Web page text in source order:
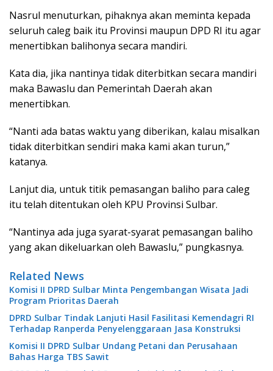
Nasrul menuturkan, pihaknya akan meminta kepada
seluruh caleg baik itu Provinsi maupun DPD RI itu agar
menertibkan balihonya secara mandiri.
Kata dia, jika nantinya tidak diterbitkan secara mandiri
maka Bawaslu dan Pemerintah Daerah akan
menertibkan.
“Nanti ada batas waktu yang diberikan, kalau misalkan
tidak diterbitkan sendiri maka kami akan turun,”
katanya.
Lanjut dia, untuk titik pemasangan baliho para caleg
itu telah ditentukan oleh KPU Provinsi Sulbar.
“Nantinya ada juga syarat-syarat pemasangan baliho
yang akan dikeluarkan oleh Bawaslu,” pungkasnya.
Related News
Komisi II DPRD Sulbar Minta Pengembangan Wisata Jadi
Program Prioritas Daerah
DPRD Sulbar Tindak Lanjuti Hasil Fasilitasi Kemendagri RI
Terhadap Ranperda Penyelenggaraan Jasa Konstruksi
Komisi II DPRD Sulbar Undang Petani dan Perusahaan
Bahas Harga TBS Sawit